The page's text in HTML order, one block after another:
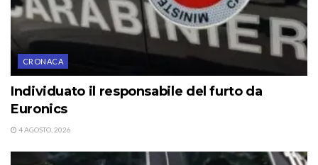
CRONACA
Individuato il responsabile del furto da
Euronics
4 AGOSTO, 2026